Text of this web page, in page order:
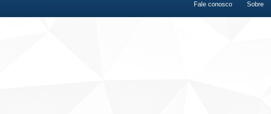
Fale conosco Sobre